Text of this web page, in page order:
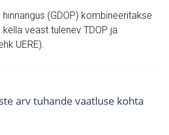
(GDOP) kombineeritakse
kella veast tulenev TDOP ja
UERE).
arv tuhande vaatluse kohta